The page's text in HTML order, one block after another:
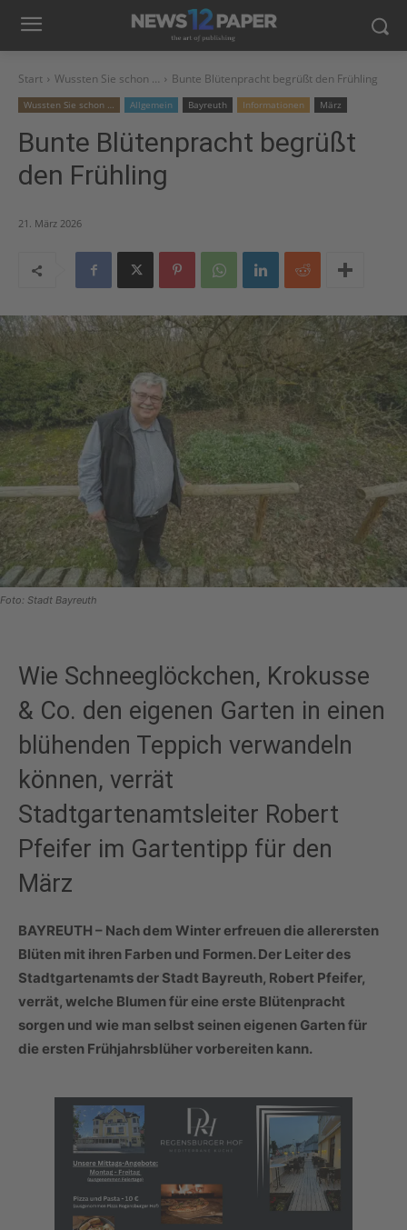
Start Wussten Sie schon … Bunte Blütenpracht begrüßt den Frühling
Wussten Sie schon … Allgemein Bayreuth Informationen März
Bunte Blütenpracht begrüßt
den Frühling
21. März 2026
Foto: Stadt Bayreuth
Wie Schneeglöckchen, Krokusse
& Co. den eigenen Garten in einen
blühenden Teppich verwandeln
können, verrät
Stadtgartenamtsleiter Robert
Pfeifer im Gartentipp für den
März
BAYREUTH – Nach dem Winter erfreuen die allerersten
Blüten mit ihren Farben und Formen. Der Leiter des
Stadtgartenamts der Stadt Bayreuth, Robert Pfeifer,
verrät, welche Blumen für eine erste Blütenpracht
sorgen und wie man selbst seinen eigenen Garten für
die ersten Frühjahrsblüher vorbereiten kann.